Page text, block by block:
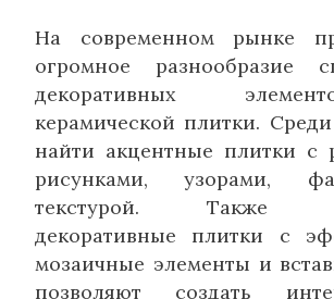
На современном рынке
огромное разнообразие
декоративных
керамической плитки.
найти акцентные плитки с
рисунками, узорами,
текстурой. Также
декоративные плитки с
мозаичные элементы и
позволяют создать